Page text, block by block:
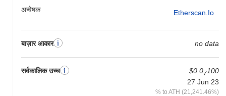
अन्वेषक Etherscan.io
बाज़ार आकार no data
सर्वकालिक उच्च $0.07100
27 Jun 23
% to ATH (21,241.46%)